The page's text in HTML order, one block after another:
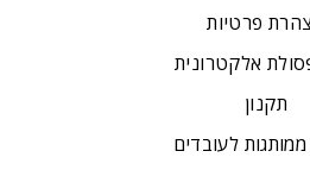
פרטיות
אלקטרונית
תקנון
לעובדים